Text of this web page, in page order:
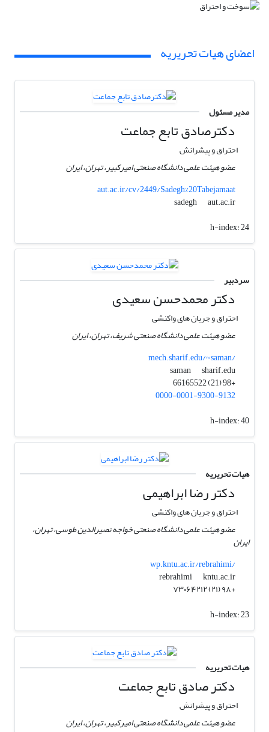
اعضای هیات تحریریه
مدیر مسئول
دکترصادق تابع جماعت
احتراق و پیشرانش
عضو هیئت علمی دانشگاه صنعتی امیرکبیر، تهران، ایران
aut.ac.ir/cv/2449/Sadegh%20Tabejamaat
sadegh
aut.ac.ir
h-index:24
سردبیر
دکتر محمدحسن سعیدی
احتراق و جریان های واکنشی
عضو هیئت علمی دانشگاه صنعتی شریف، تهران، ایران
mech.sharif.edu/~saman/
saman
sharif.edu
+98 (21) 66165522
0000-0001-9300-9132
h-index:40
هیات تحریریه
دکتر رضا ابراهیمی
احتراق و جریان های واکنشی
عضو هیئت علمی دانشگاه صنعتی خواجه نصیرالدین طوسی، تهران،
ایران
wp.kntu.ac.ir/rebrahimi/
rebrahimi
kntu.ac.ir
+۹۸ (۲۱) ۷۳۰۶۴۲۱۲
h-index:23
هیات تحریریه
دکتر صادق تابع جماعت
احتراق و پیشرانش
عضو هیئت علمی دانشگاه صنعتی امیرکبیر، تهران، ایران